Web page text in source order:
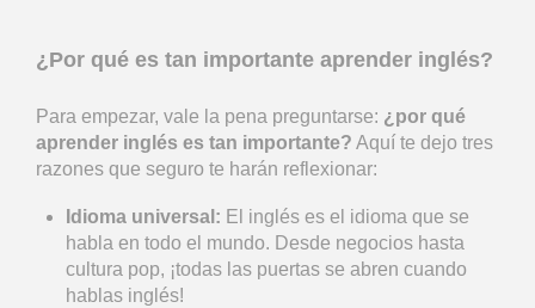
¿Por qué es tan importante aprender inglés?
Para empezar, vale la pena preguntarse: ¿por qué
aprender inglés es tan importante? Aquí te dejo tres
razones que seguro te harán reflexionar:
Idioma universal: El inglés es el idioma que se
habla en todo el mundo. Desde negocios hasta
cultura pop, ¡todas las puertas se abren cuando
hablas inglés!